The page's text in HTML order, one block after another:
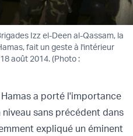
Izz el-Deen al-Qassam, la
fait un geste à l'intérieur
août 2014. (Photo :
a porté l'importance
sans précédent dans
expliqué un éminent